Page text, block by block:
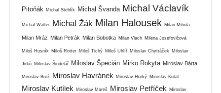
Pitoňák
Michal Stehlík Michal Švanda Michal Václavík
Michal Walter Michal Žák Milan Halousek Milan Mihola
Milan Mráz Milan Petrák Milan Sobotka Milan Vlach Milena Josefovičová
Miloš Husník Miloš Rotter Miloš Tichý Miloš Uhlíř Miloslav Chytráček Miloslav
Jirků Miloslav Šindelář Miloslav Špecián Mirko Rokyta Miroslav Bárta
Miroslav Brož Miroslav Havránek Miroslav Horký Miroslav Kutal
Miroslav Kutílek Miroslav Mareš Miroslav Petříček Miroslav